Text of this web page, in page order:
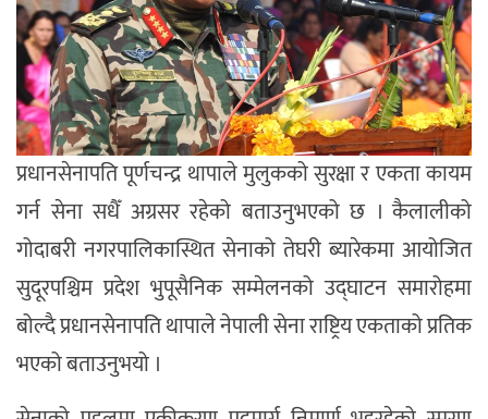
प्रधानसेनापति पूर्णचन्द्र थापाले मुलुकको सुरक्षा र एकता कायम
गर्न सेना सधैँ अग्रसर रहेको बताउनुभएको छ । कैलालीको
गोदाबरी नगरपालिकास्थित सेनाको तेघरी ब्यारेकमा आयोजित
सुदूरपश्चिम प्रदेश भुपूसैनिक सम्मेलनको उद्घाटन समारोहमा
बोल्दै प्रधानसेनापति थापाले नेपाली सेना राष्ट्रिय एकताको प्रतिक
भएको बताउनुभयो ।